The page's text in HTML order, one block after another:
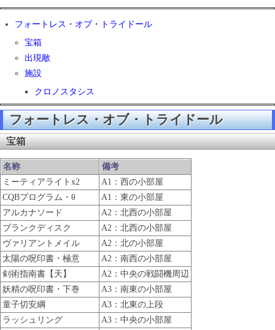
フォートレス・オブ・トライドール
宝箱
出現敵
施設
クロノスタシス
フォートレス・オブ・トライドール
宝箱
名称
備考
ミーティアライトx2
A1：西の小部屋
CQBプログラム・θ
A1：東の小部屋
アルカナソード
A2：北西の小部屋
ブランクディスク
A2：北西の小部屋
ヴァリアントメイル
A2：北の小部屋
太陽の呪印書・極意
A2：南西の小部屋
剣術指南書【天】
A2：中央の戦闘機周辺
妖精の呪印書・下巻
A3：南東の小部屋
童子切安綱
A3：北東の上段
ラッシュリング
A3：中央の小部屋